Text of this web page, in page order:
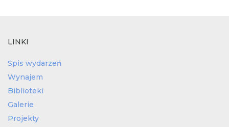
LINKI
Spis wydarzeń
Wynajem
Biblioteki
Galerie
Projekty